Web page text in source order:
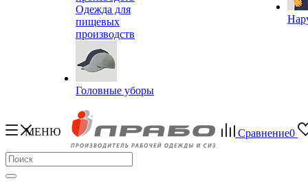
Одежда для
пищевых
производств
Головные уборы
МЕНЮ Сравнение0